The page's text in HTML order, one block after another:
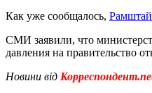
Как уже сообщалось,
СМИ заявили, что
давления на правительство
Новини від